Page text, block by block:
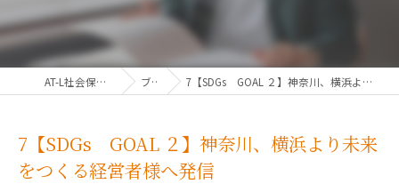
AT-L社会保険労務士法人 ブログ 7【SDGs GOAL ２】神奈川、横浜より未来をつくる経営者様へ発信
7【SDGs GOAL ２】神奈川、横浜より未来
をつくる経営者様へ発信